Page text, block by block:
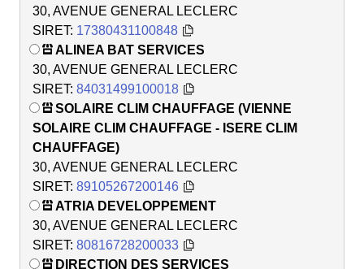
30, AVENUE GENERAL LECLERC
SIRET: 17380431100848
ALINEA BAT SERVICES
30, AVENUE GENERAL LECLERC
SIRET: 84031499100018
SOLAIRE CLIM CHAUFFAGE (VIENNE
SOLAIRE CLIM CHAUFFAGE - ISERE CLIM
CHAUFFAGE)
30, AVENUE GENERAL LECLERC
SIRET: 89105267200146
ATRIA DEVELOPPEMENT
30, AVENUE GENERAL LECLERC
SIRET: 80816728200033
DIRECTION DES SERVICES